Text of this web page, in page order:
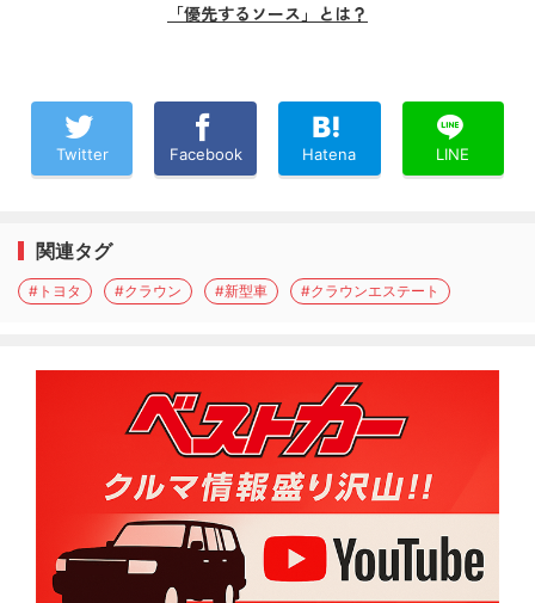
「優先するソース」とは？
Twitter Facebook Hatena LINE
関連タグ
#トヨタ #クラウン #新型車 #クラウンエステート